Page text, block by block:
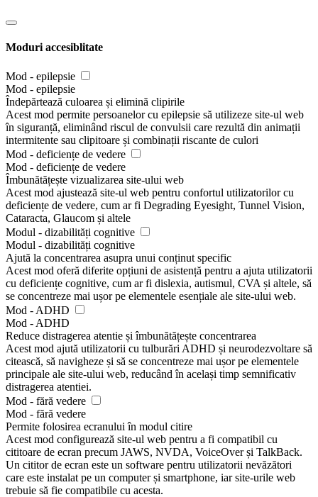
Moduri accesiblitate
Mod - epilepsie
Mod - epilepsie
Îndepărtează culoarea și elimină clipirile
Acest mod permite persoanelor cu epilepsie să utilizeze site-ul web
în siguranță, eliminând riscul de convulsii care rezultă din animații
intermitente sau clipitoare și combinații riscante de culori
Mod - deficiențe de vedere
Mod - deficiențe de vedere
Îmbunătățește vizualizarea site-ului web
Acest mod ajustează site-ul web pentru confortul utilizatorilor cu
deficiențe de vedere, cum ar fi Degrading Eyesight, Tunnel Vision,
Cataracta, Glaucom și altele
Modul - dizabilități cognitive
Modul - dizabilități cognitive
Ajută la concentrarea asupra unui conținut specific
Acest mod oferă diferite opțiuni de asistență pentru a ajuta utilizatorii
cu deficiențe cognitive, cum ar fi dislexia, autismul, CVA și altele, să
se concentreze mai ușor pe elementele esențiale ale site-ului web.
Mod - ADHD
Mod - ADHD
Reduce distragerea atentie și îmbunătățește concentrarea
Acest mod ajută utilizatorii cu tulburări ADHD și neurodezvoltare să
citească, să navigheze și să se concentreze mai ușor pe elementele
principale ale site-ului web, reducând în același timp semnificativ
distragerea atentiei.
Mod - fără vedere
Mod - fără vedere
Permite folosirea ecranului în modul citire
Acest mod configurează site-ul web pentru a fi compatibil cu
cititoare de ecran precum JAWS, NVDA, VoiceOver și TalkBack.
Un cititor de ecran este un software pentru utilizatorii nevăzători
care este instalat pe un computer și smartphone, iar site-urile web
trebuie să fie compatibile cu acesta.